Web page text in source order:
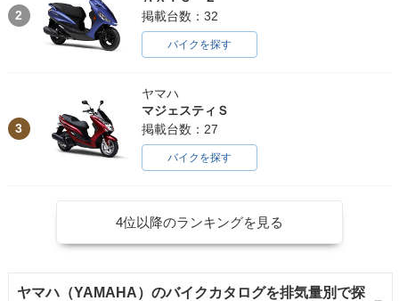
2
掲載台数：32
バイクを探す
3
ヤマハ
マジェスティＳ
掲載台数：27
バイクを探す
4位以降のランキングを見る
ヤマハ（YAMAHA）のバイクカタログを排気量別で探